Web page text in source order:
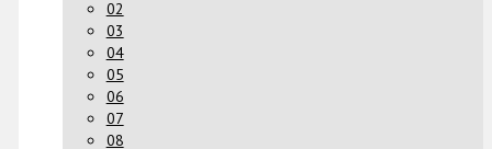
02
03
04
05
06
07
08